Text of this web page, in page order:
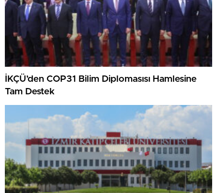
İKÇÜ’den COP31 Bilim Diplomasısı Hamlesine
Tam Destek